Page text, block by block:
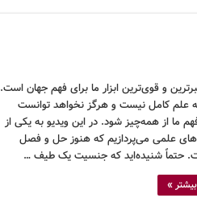
و قوی‌ترین ابزار ما برای فهم جهان است.
علم کامل نیست و هرگز نخواهد توانست
ما از همه‌چیز شود. در این ویدیو به یکی از
علمی می‌پردازیم که هنوز حل و فصل
حتماً شنیده‌اید که جنسیت یک طیف …
»